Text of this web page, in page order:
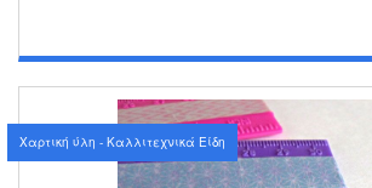
Χαρτική ύλη - Καλλιτεχνικά Είδη